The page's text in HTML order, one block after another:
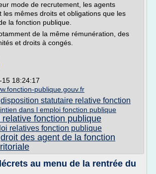
mode de recrutement, les agents
les mêmes droits et obligations que les
la fonction publique.
de la même rémunération, des
et droits à congés.
15 18:24:17
publique.gouv.fr
disposition statutaire relative fonction
dans l emploi fonction publique
relative fonction publique
loi relatives fonction publique
droit des agent de la fonction
au menu de la rentrée du